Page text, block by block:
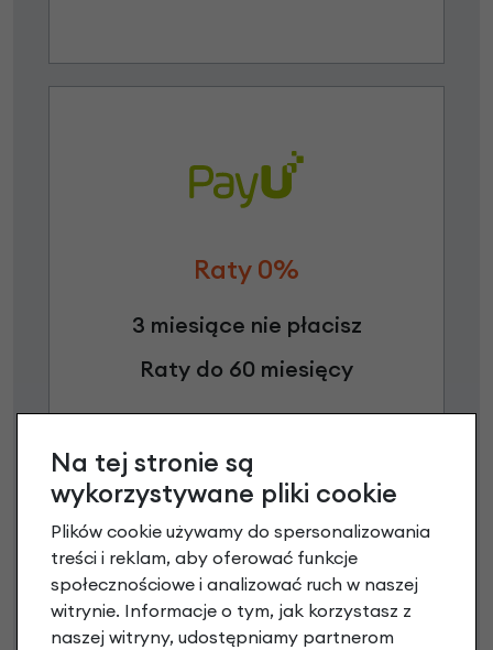
Raty 0%
3 miesiące nie płacisz
Raty do 60 miesięcy
Niniejsza propozycja nie stanowi oferty w rozumieniu art.
66 Kodeksu Cywilnego. Ostateczna decyzja o warunkach
i przyznaniu kredytu zostanie podjęta po ocenie
zdolności kredytowej.
Na tej stronie są
wykorzystywane pliki cookie
Plików cookie używamy do spersonalizowania
treści i reklam, aby oferować funkcje
społecznościowe i analizować ruch w naszej
witrynie. Informacje o tym, jak korzystasz z
naszej witryny, udostępniamy partnerom